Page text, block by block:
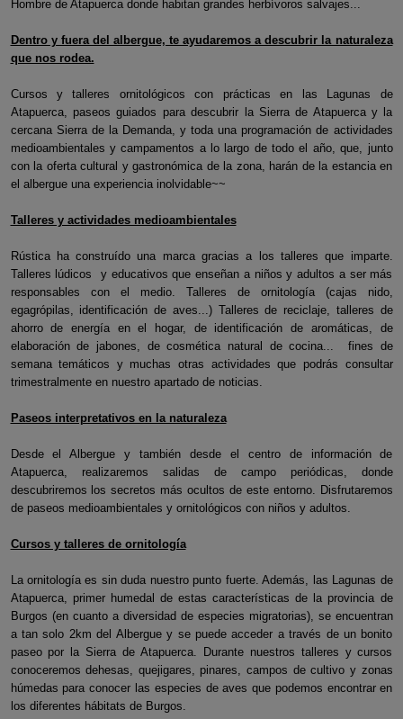
Hombre de Atapuerca donde habitan grandes herbívoros salvajes...
Dentro y fuera del albergue, te ayudaremos a descubrir la naturaleza
que nos rodea.
Cursos y talleres ornitológicos con prácticas en las Lagunas de
Atapuerca, paseos guiados para descubrir la Sierra de Atapuerca y la
cercana Sierra de la Demanda, y toda una programación de actividades
medioambientales y campamentos a lo largo de todo el año, que, junto
con la oferta cultural y gastronómica de la zona, harán de la estancia en
el albergue una experiencia inolvidable~~
Talleres y actividades medioambientales
Rústica ha construído una marca gracias a los talleres que imparte.
Talleres lúdicos y educativos que enseñan a niños y adultos a ser más
responsables con el medio. Talleres de ornitología (cajas nido,
egagrópilas, identificación de aves...) Talleres de reciclaje, talleres de
ahorro de energía en el hogar, de identificación de aromáticas, de
elaboración de jabones, de cosmética natural de cocina... fines de
semana temáticos y muchas otras actividades que podrás consultar
trimestralmente en nuestro apartado de noticias.
Paseos interpretativos en la naturaleza
Desde el Albergue y también desde el centro de información de
Atapuerca, realizaremos salidas de campo periódicas, donde
descubriremos los secretos más ocultos de este entorno. Disfrutaremos
de paseos medioambientales y ornitológicos con niños y adultos.
Cursos y talleres de ornitología
La ornitología es sin duda nuestro punto fuerte. Además, las Lagunas de
Atapuerca, primer humedal de estas características de la provincia de
Burgos (en cuanto a diversidad de especies migratorias), se encuentran
a tan solo 2km del Albergue y se puede acceder a través de un bonito
paseo por la Sierra de Atapuerca. Durante nuestros talleres y cursos
conoceremos dehesas, quejigares, pinares, campos de cultivo y zonas
húmedas para conocer las especies de aves que podemos encontrar en
los diferentes hábitats de Burgos.